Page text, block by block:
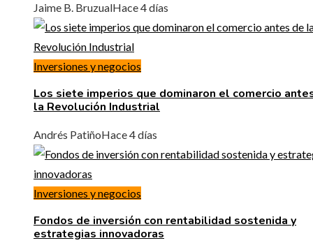
Jaime B. BruzualHace 4 días
Inversiones y negocios
Los siete imperios que dominaron el comercio
la Revolución Industrial
Andrés PatiñoHace 4 días
Inversiones y negocios
Fondos de inversión con rentabilidad sostenida y
estrategias innovadoras